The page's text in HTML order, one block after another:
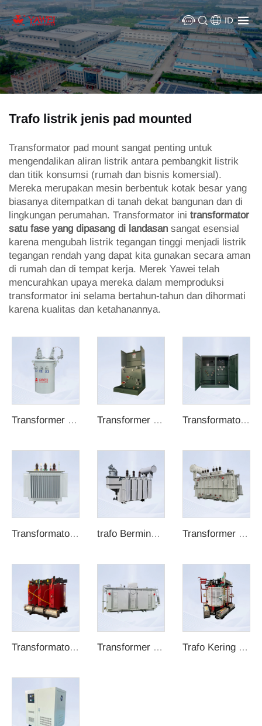
ID
Trafo listrik jenis pad mounted
Transformator pad mount sangat penting untuk
mengendalikan aliran listrik antara pembangkit listrik
dan titik konsumsi (rumah dan bisnis komersial).
Mereka merupakan mesin berbentuk kotak besar yang
biasanya ditempatkan di tanah dekat bangunan dan di
lingkungan perumahan. Transformator ini transformator
satu fase yang dipasang di landasan sangat esensial
karena mengubah listrik tegangan tinggi menjadi listrik
tegangan rendah yang dapat kita gunakan secara aman
di rumah dan di tempat kerja. Merek Yawei telah
mencurahkan upaya mereka dalam memproduksi
transformator ini selama bertahun-tahun dan dihormati
karena kualitas dan ketahanannya.
Transformer tiang satu fase Transformer berbantalan satu fase Transformator tiga fase dengan penempatan di pad
Transformator Celup Minyak trafo Berminyak 35kV Transformer Daya
Transformator Tipe Kering Transformer pengoreksi Trafo Kering Kelas H Non-Tertutup